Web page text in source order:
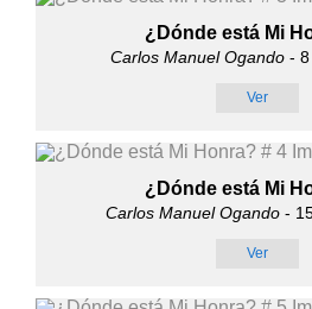
¿Dónde está Mi
Carlos Manuel Ogando -
Ver
¿Dónde está Mi
Carlos Manuel Ogando -
Ver